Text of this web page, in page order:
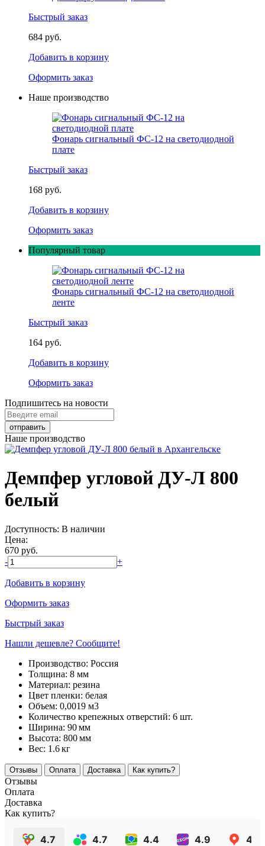
Быстрый заказ
684 руб.
Добавить в корзину
Оформить заказ
Наше производство
Фонарь сигнальный ФС-12 на светодиодной
плате
Быстрый заказ
168 руб.
Добавить в корзину
Оформить заказ
Популярный товар
Фонарь сигнальный ФС-12 на светодиодной
ленте
Быстрый заказ
164 руб.
Добавить в корзину
Оформить заказ
Подпишитесь на новости
Наше производство
Демпфер угловой ДУ-Л 800
белый
Доступность: В наличии
Цена:
670 руб.
-
+
Добавить в корзину
Оформить заказ
Быстрый заказ
Нашли дешевле? Сообщите!
Производство: Россия
Толщина: 8 мм
Материал: резина
Цвет пленки: белая
Объем: 0,0019 м3
Количество крепежных отверстий: 6 шт.
Ширина: 90мм
Высота: 800мм
Вес: 1.6кг
Отзывы Оплата Доставка Как купить?
Отзывы
Оплата
Доставка
Как купить?
4.7 4.7 4.4 4.9 4.4